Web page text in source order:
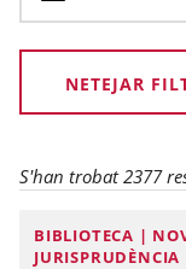
NETEJAR
S'han trobat 2377
BIBLIOTECA |